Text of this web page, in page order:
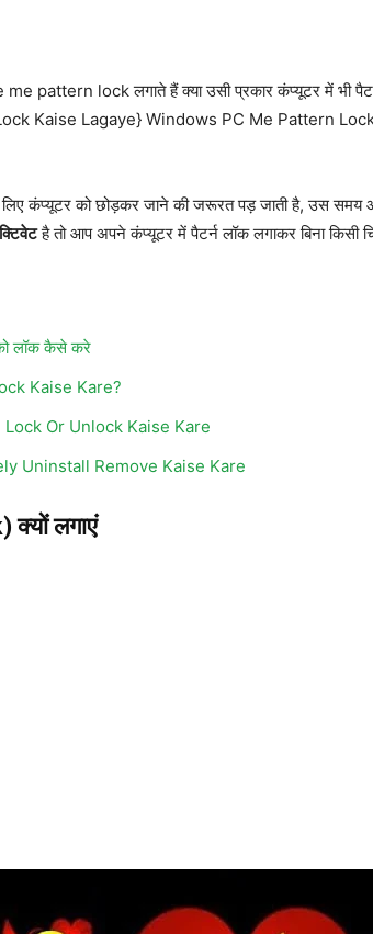
lock लगाते हैं क्या उसी प्रकार कंप्यूटर में भी
Kaise Lagaye} Windows PC Me Pattern
कंप्यूटर को छोड़कर जाने की जरूरत पड़ जाती है, उस समय
है तो आप अपने कंप्यूटर में पैटर्न लॉक लगाकर बिना किसी
लॉक कैसे करे
Kaise Kare?
Or Unlock Kaise Kare
Uninstall Remove Kaise Kare
लगाएं